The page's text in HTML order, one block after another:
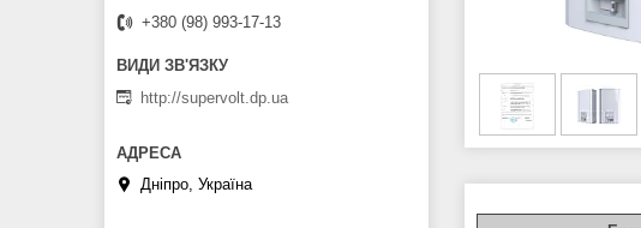
+380 (98) 993-17-13
http://supervolt.dp.ua
Дніпро, Україна